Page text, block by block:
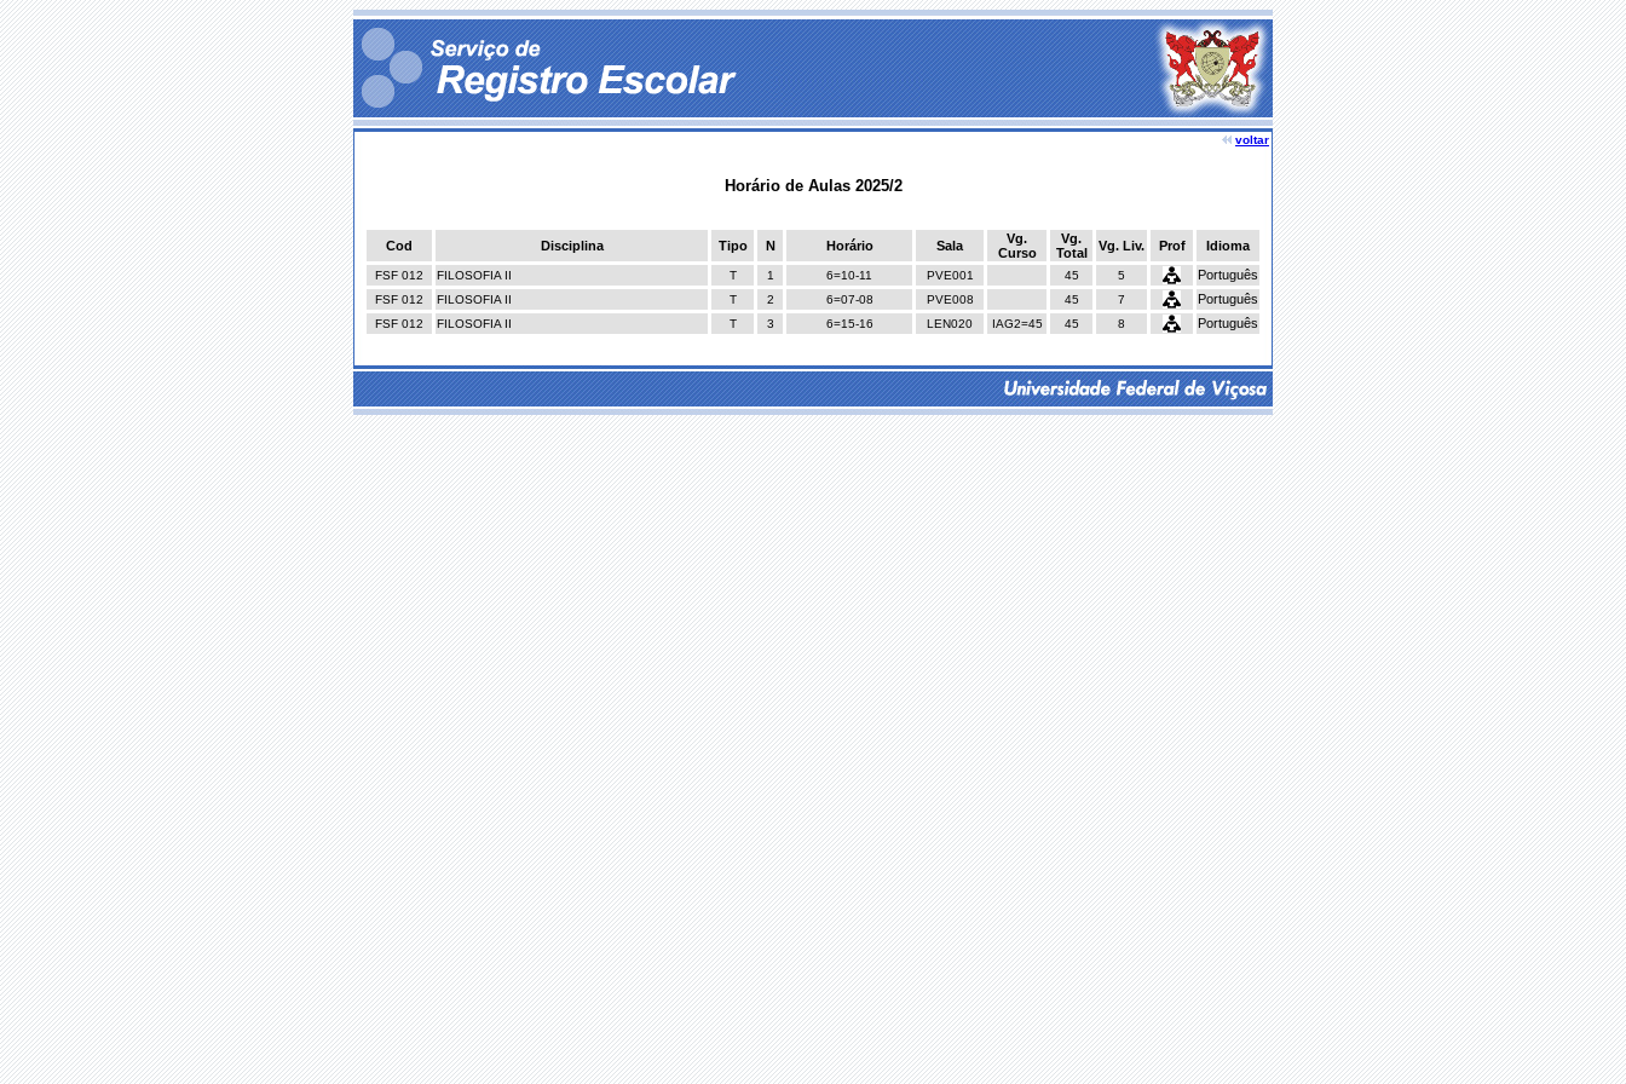
voltar
Horário de Aulas 2025/2
Cod Disciplina Tipo N Horário Sala
Vg.
Curso
Vg.
Total
Vg. Liv. Prof Idioma
FSF 012 FILOSOFIA II T 1 6=10-11 PVE001 45 5 Português
FSF 012 FILOSOFIA II T 2 6=07-08 PVE008 45 7 Português
FSF 012 FILOSOFIA II T 3 6=15-16 LEN020 IAG2=45 45 8 Português